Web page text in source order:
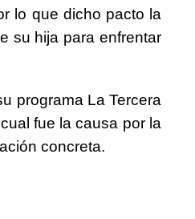
lo que dicho pacto la
su hija para enfrentar
programa La Tercera
fue la causa por la
concreta.